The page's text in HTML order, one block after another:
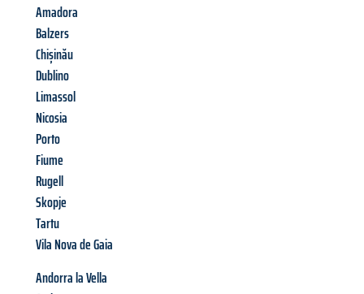
Amadora
Balzers
Chișinău
Dublino
Limassol
Nicosia
Porto
Fiume
Rugell
Skopje
Tartu
Vila Nova de Gaia
Andorra la Vella